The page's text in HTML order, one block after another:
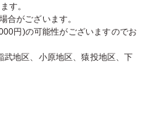
す。
合がございます。
円)の可能性がございますのでお
地区、小原地区、猿投地区、下